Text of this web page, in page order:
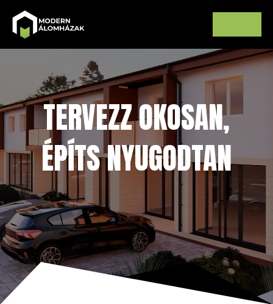
TERVEZZ OKOSAN,
ÉPÍTS NYUGODTAN